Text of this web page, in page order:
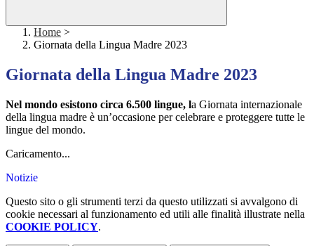
Home >
Giornata della Lingua Madre 2023
Giornata della Lingua Madre 2023
Nel mondo esistono circa 6.500 lingue, la Giornata internazionale
della lingua madre è un’occasione per celebrare e proteggere tutte le
lingue del mondo.
Caricamento...
Notizie
Questo sito o gli strumenti terzi da questo utilizzati si avvalgono di
cookie necessari al funzionamento ed utili alle finalità illustrate nella
COOKIE POLICY.